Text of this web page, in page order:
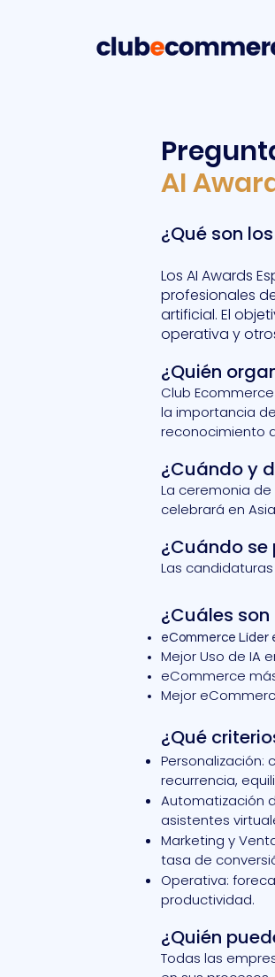
AI
¿Qué son
Los AI Awards
profesionales
artificial. El
operativa y
¿Quién
Club
la importancia
reconocimiento
¿Cuándo y
La ceremonia
celebrará en
¿Cuándo
Las
¿Cuáles
eCommerce Líder
Mejor Uso de IA
eCommerce
Mejor
¿Qué
recurrencia,
Automatización
asistentes
Marketing y
tasa de
Operativa:
productividad.
¿Quién
Todas las